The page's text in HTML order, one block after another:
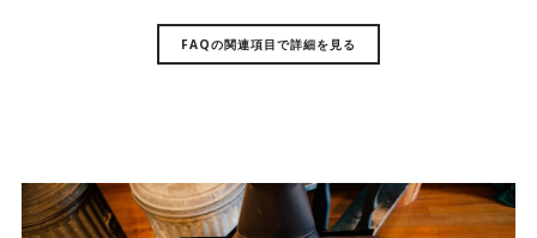
FAQの関連項目で詳細を見る